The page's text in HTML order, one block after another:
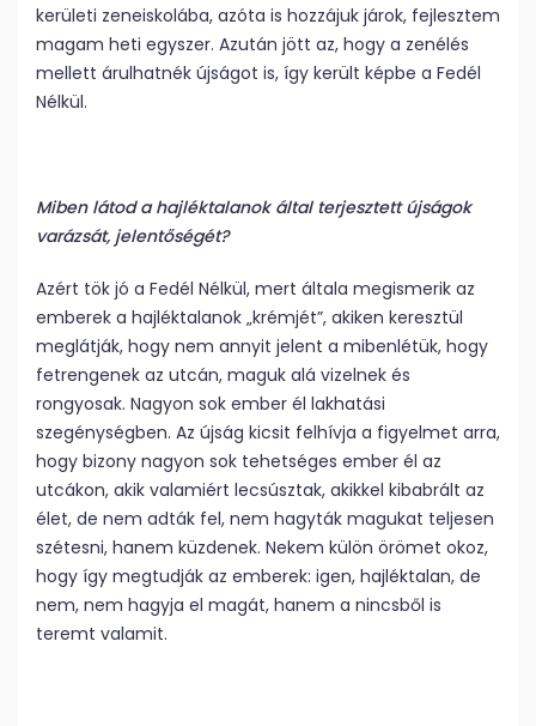
kerületi zeneiskolába, azóta is hozzájuk járok, fejlesztem
magam heti egyszer. Azután jött az, hogy a zenélés
mellett árulhatnék újságot is, így került képbe a Fedél
Nélkül.
Miben látod a hajléktalanok által terjesztett újságok
varázsát, jelentőségét?
Azért tök jó a Fedél Nélkül, mert általa megismerik az
emberek a hajléktalanok „krémjét”, akiken keresztül
meglátják, hogy nem annyit jelent a mibenlétük, hogy
fetrengenek az utcán, maguk alá vizelnek és
rongyosak. Nagyon sok ember él lakhatási
szegénységben. Az újság kicsit felhívja a figyelmet arra,
hogy bizony nagyon sok tehetséges ember él az
utcákon, akik valamiért lecsúsztak, akikkel kibabrált az
élet, de nem adták fel, nem hagyták magukat teljesen
szétesni, hanem küzdenek. Nekem külön örömet okoz,
hogy így megtudják az emberek: igen, hajléktalan, de
nem, nem hagyja el magát, hanem a nincsből is
teremt valamit.